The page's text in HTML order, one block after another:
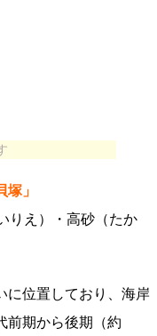
」
りえ）・高砂（たか
に位置しており、海岸
前期から後期（約